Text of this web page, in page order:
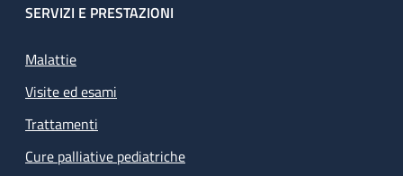
SERVIZI E PRESTAZIONI
Malattie
Visite ed esami
Trattamenti
Cure palliative pediatriche